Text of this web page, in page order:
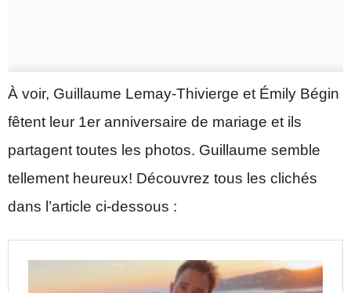
À voir, Guillaume Lemay-Thivierge et Émily Bégin
fêtent leur 1er anniversaire de mariage et ils
partagent toutes les photos. Guillaume semble
tellement heureux! Découvrez tous les clichés
dans l’article ci-dessous :